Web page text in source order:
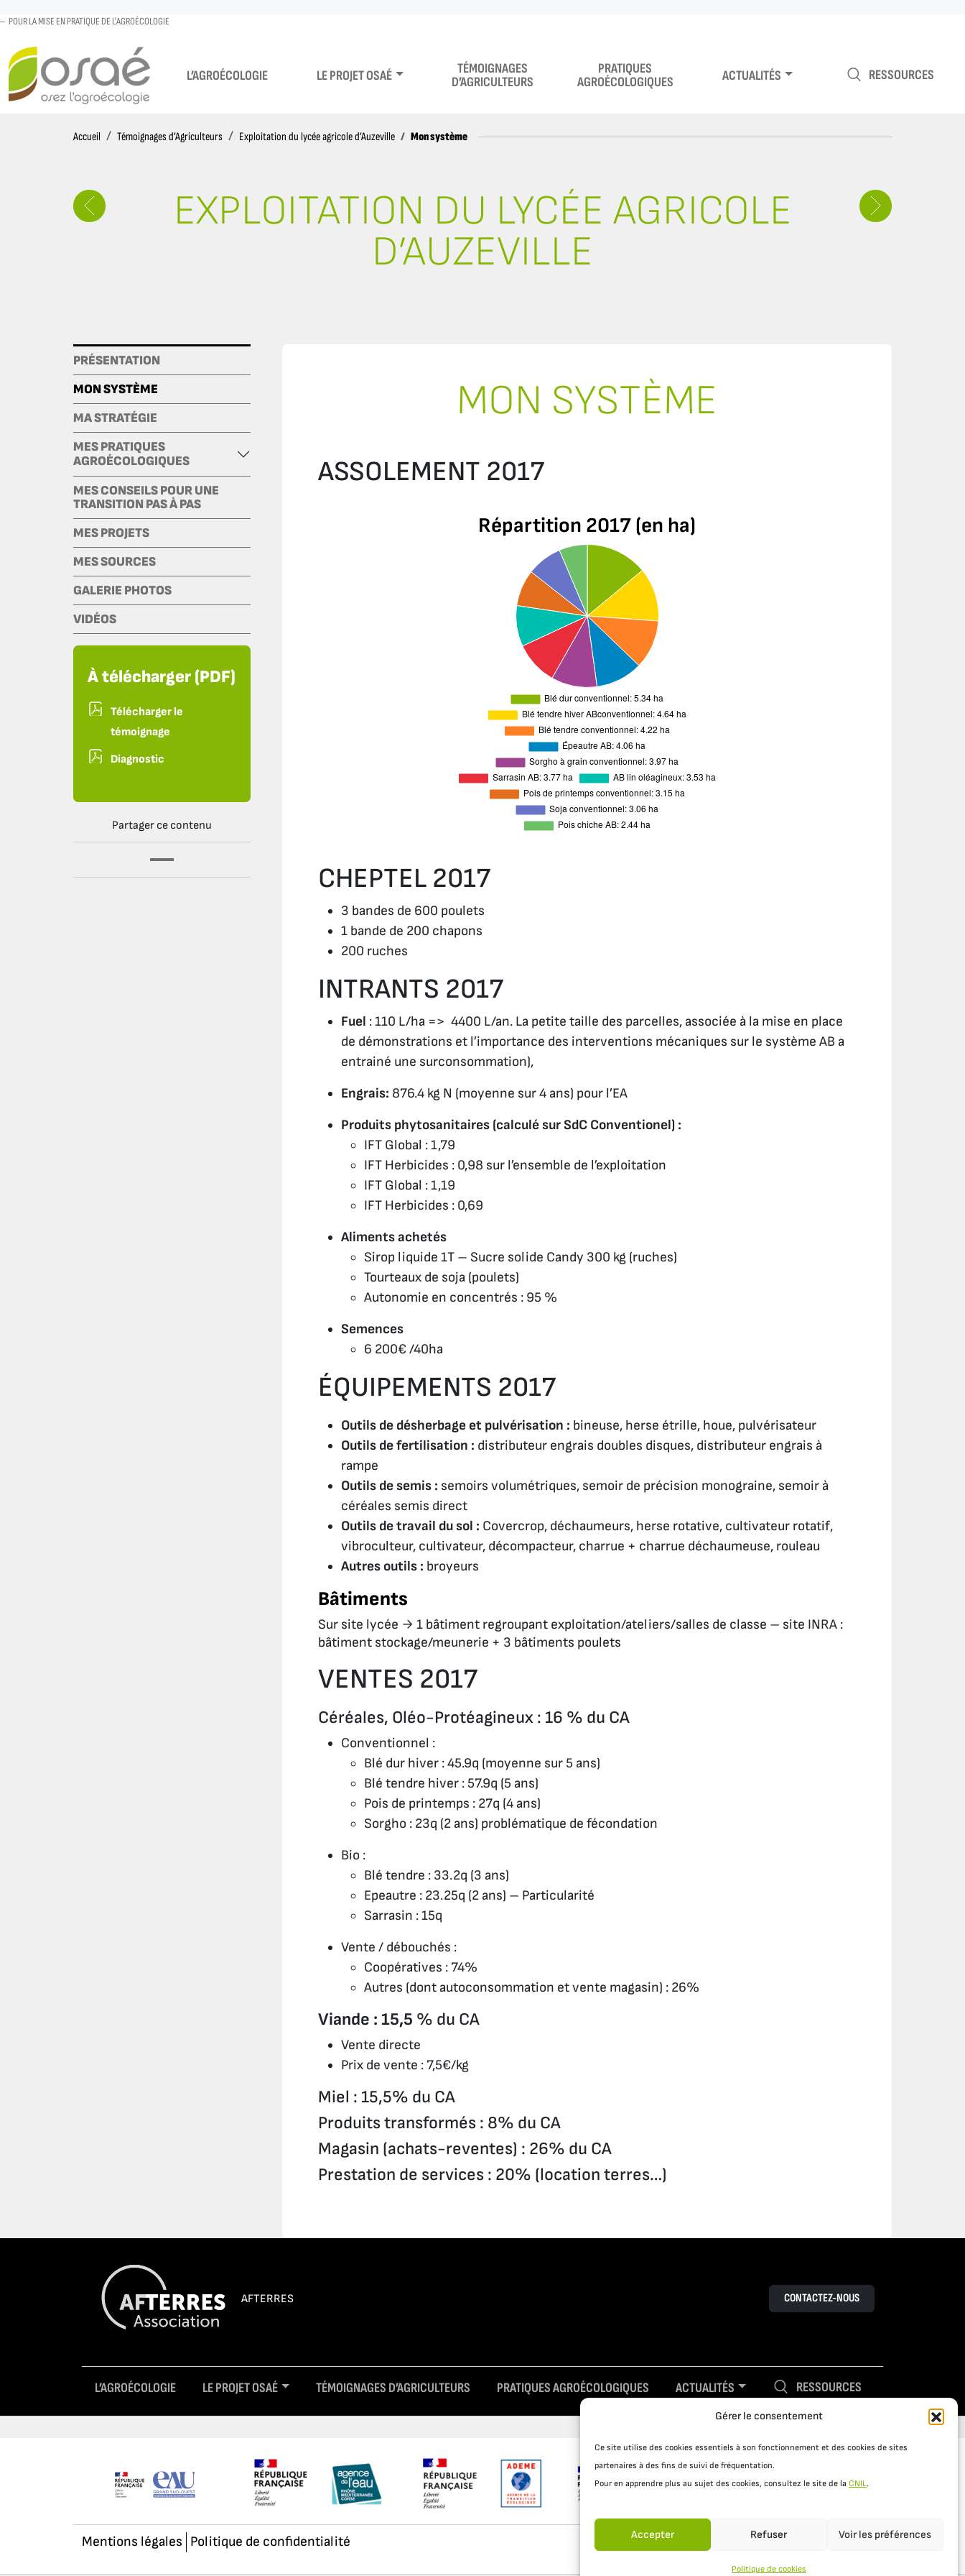
Gérer le consentement
Ce site utilise des cookies essentiels à son fonctionnement et des cookies de sites
partenaires à des fins de suivi de fréquentation.
Pour en apprendre plus au sujet des cookies, consultez le site de la CNIL.
Accepter Refuser Voir les préférences
Politique de cookies
POUR LA MISE EN PRATIQUE DE L'AGROÉCOLOGIE
L’AGROÉCOLOGIE LE PROJET OSAÉ
TÉMOIGNAGES
D’AGRICULTEURS
PRATIQUES
AGROÉCOLOGIQUES
ACTUALITÉS RESSOURCES
Accueil AccueilTémoignages d’Agriculteurs Exploitation du lycée agricole d’Auzeville Mon système
EXPLOITATION DU LYCÉE AGRICOLE
D’AUZEVILLE
PRÉSENTATION
MON SYSTÈME
MA STRATÉGIE
MES PRATIQUES
AGROÉCOLOGIQUES
MES CONSEILS POUR UNE
TRANSITION PAS À PAS
MES PROJETS
MES SOURCES
GALERIE PHOTOS
VIDÉOS
À télécharger (PDF)
Télécharger le
témoignage
Diagnostic
Partager ce contenu
MON SYSTÈME
ASSOLEMENT 2017
Répartition 2017 (en ha)
CHEPTEL 2017
3 bandes de 600 poulets
1 bande de 200 chapons
200 ruches
INTRANTS 2017
Fuel : 110 L/ha => 4400 L/an. La petite taille des parcelles, associée à la mise en place
de démonstrations et l’importance des interventions mécaniques sur le système AB a
entrainé une surconsommation),
Engrais: 876.4 kg N (moyenne sur 4 ans) pour l’EA
Produits phytosanitaires (calculé sur SdC Conventionel) :
IFT Global : 1,79
IFT Herbicides : 0,98 sur l’ensemble de l’exploitation
IFT Global : 1,19
IFT Herbicides : 0,69
Aliments achetés
Sirop liquide 1T – Sucre solide Candy 300 kg (ruches)
Tourteaux de soja (poulets)
Autonomie en concentrés : 95 %
Semences
6 200€ /40ha
ÉQUIPEMENTS 2017
Outils de désherbage et pulvérisation : bineuse, herse étrille, houe, pulvérisateur
Outils de fertilisation : distributeur engrais doubles disques, distributeur engrais à
rampe
Outils de semis : semoirs volumétriques, semoir de précision monograine, semoir à
céréales semis direct
Outils de travail du sol : Covercrop, déchaumeurs, herse rotative, cultivateur rotatif,
vibroculteur, cultivateur, décompacteur, charrue + charrue déchaumeuse, rouleau
Autres outils : broyeurs
Bâtiments
Sur site lycée → 1 bâtiment regroupant exploitation/ateliers/salles de classe – site INRA :
bâtiment stockage/meunerie + 3 bâtiments poulets
VENTES 2017
Céréales, Oléo-Protéagineux : 16 % du CA
Conventionnel :
Blé dur hiver : 45.9q (moyenne sur 5 ans)
Blé tendre hiver : 57.9q (5 ans)
Pois de printemps : 27q (4 ans)
Sorgho : 23q (2 ans) problématique de fécondation
Bio :
Blé tendre : 33.2q (3 ans)
Epeautre : 23.25q (2 ans) – Particularité
Sarrasin : 15q
Vente / débouchés :
Coopératives : 74%
Autres (dont autoconsommation et vente magasin) : 26%
Viande : 15,5 % du CA
Vente directe
Prix de vente : 7,5€/kg
Miel : 15,5% du CA
Produits transformés : 8% du CA
Magasin (achats-reventes) : 26% du CA
Prestation de services : 20% (location terres…)
AFTERRES CONTACTEZ-NOUS
L’AGROÉCOLOGIE LE PROJET OSAÉ TÉMOIGNAGES D’AGRICULTEURS PRATIQUES AGROÉCOLOGIQUES ACTUALITÉS RESSOURCES
Mentions légales Politique de confidentialité